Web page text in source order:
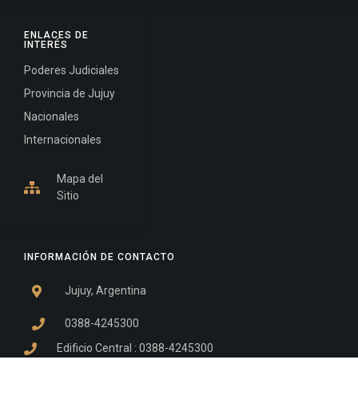
INFORMACIÓN DE CONTACTO
Jujuy, Argentina
0388-4245300
Edificio Central : 0388-4245300
ENLACES DE
INTERÉS
Poderes Judiciales
Provincia de Jujuy
Nacionales
Internacionales
Mapa del
Sitio